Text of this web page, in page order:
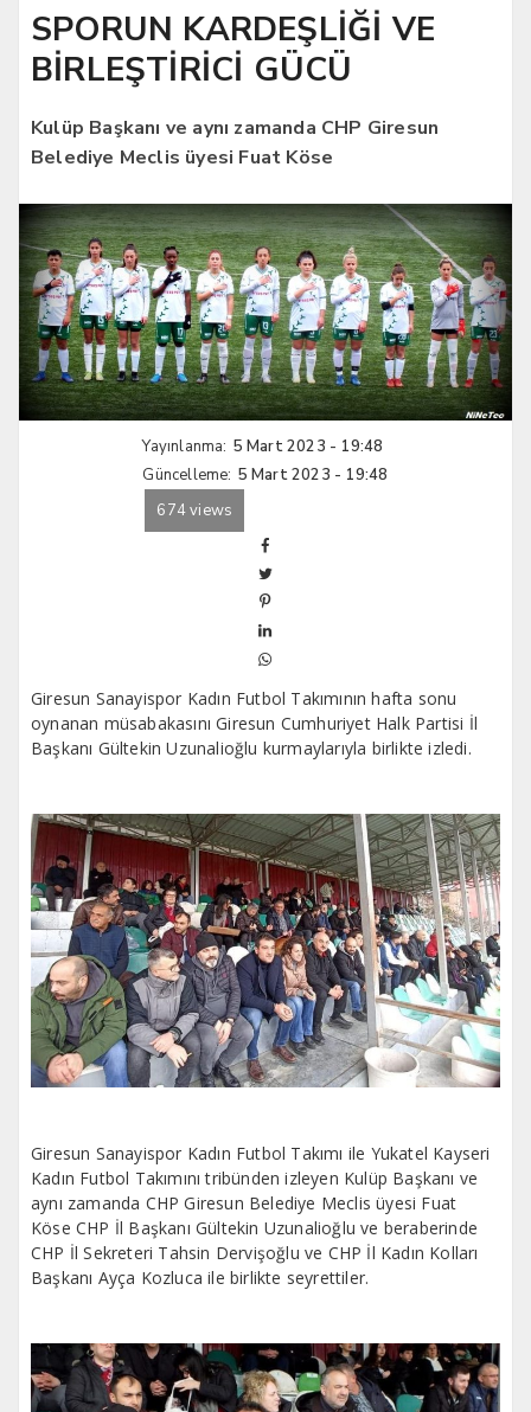
SPORUN KARDEŞLİĞİ VE
BİRLEŞTİRİCİ GÜCÜ
Kulüp Başkanı ve aynı zamanda CHP Giresun
Belediye Meclis üyesi Fuat Köse
Yayınlanma: 5 Mart 2023 - 19:48
Güncelleme: 5 Mart 2023 - 19:48
674 views
Giresun Sanayispor Kadın Futbol Takımının hafta sonu
oynanan müsabakasını Giresun Cumhuriyet Halk Partisi İl
Başkanı Gültekin Uzunalioğlu kurmaylarıyla birlikte izledi.
Giresun Sanayispor Kadın Futbol Takımı ile Yukatel Kayseri
Kadın Futbol Takımını tribünden izleyen Kulüp Başkanı ve
aynı zamanda CHP Giresun Belediye Meclis üyesi Fuat
Köse CHP İl Başkanı Gültekin Uzunalioğlu ve beraberinde
CHP İl Sekreteri Tahsin Dervişoğlu ve CHP İl Kadın Kolları
Başkanı Ayça Kozluca ile birlikte seyrettiler.